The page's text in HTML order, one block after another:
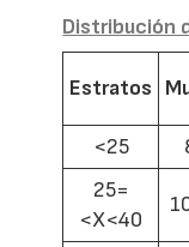
Distribución
Estratos
<25
25=
<X<40